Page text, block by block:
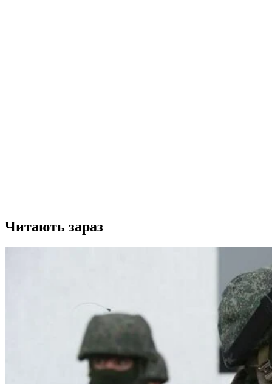
Читають зараз